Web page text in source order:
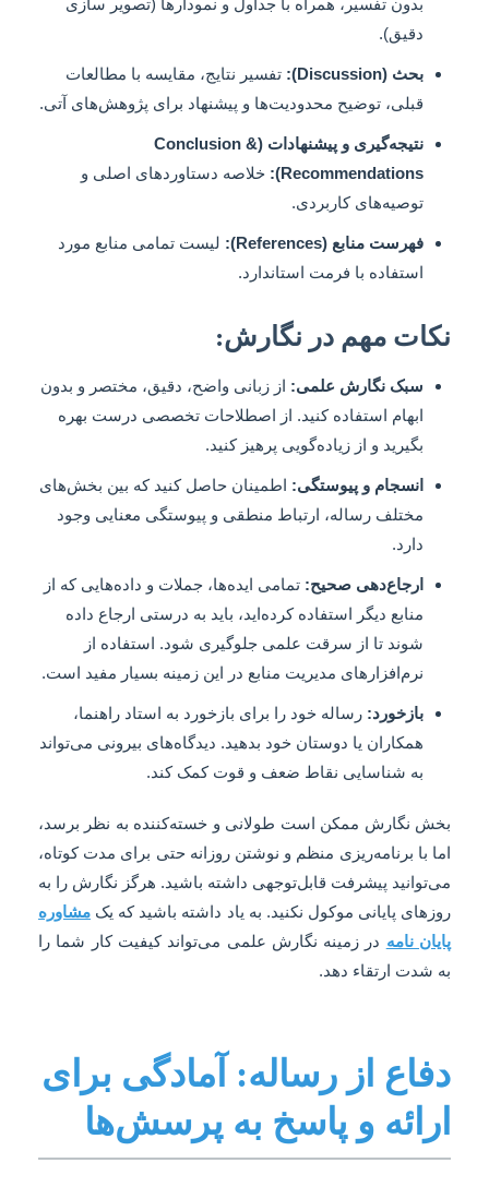
دقیق).
بحث (Discussion):
تفسیر نتایج، مقایسه با مطالعات
قبلی، توضیح محدودیت‌ها و پیشنهاد برای پژوهش‌های آتی.
نتیجه‌گیری و پیشنهادات (Conclusion &
Recommendations):
خلاصه دستاوردهای اصلی و
توصیه‌های کاربردی.
فهرست منابع (References):
لیست تمامی منابع مورد
استفاده با فرمت استاندارد.
نکات مهم در نگارش:
سبک نگارش علمی: از زبانی واضح، دقیق، مختصر و بدون
ابهام استفاده کنید. از اصطلاحات تخصصی درست بهره
بگیرید و از زیاده‌گویی پرهیز کنید.
انسجام و پیوستگی: اطمینان حاصل کنید که بین بخش‌های
مختلف رساله، ارتباط منطقی و پیوستگی معنایی وجود
دارد.
ارجاع‌دهی صحیح: تمامی ایده‌ها، جملات و داده‌هایی که از
منابع دیگر استفاده کرده‌اید، باید به درستی ارجاع داده
شوند تا از سرقت علمی جلوگیری شود. استفاده از
نرم‌افزارهای مدیریت منابع در این زمینه بسیار مفید است.
بازخورد: رساله خود را برای بازخورد به استاد راهنما،
همکاران یا دوستان خود بدهید. دیدگاه‌های بیرونی می‌تواند
به شناسایی نقاط ضعف و قوت کمک کند.
بخش نگارش ممکن است طولانی و خسته‌کننده به نظر برسد،
اما با برنامه‌ریزی منظم و نوشتن روزانه حتی برای مدت کوتاه،
می‌توانید پیشرفت قابل‌توجهی داشته باشید. هرگز نگارش را به
روزهای پایانی موکول نکنید. به یاد داشته باشید که یک مشاوره
پایان نامه در زمینه نگارش علمی می‌تواند کیفیت کار شما را
به شدت ارتقاء دهد.
دفاع از رساله: آمادگی برای
ارائه و پاسخ به پرسش‌ها